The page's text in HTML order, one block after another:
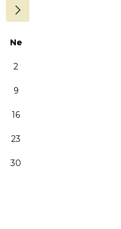
›
Ne
2
9
16
23
30